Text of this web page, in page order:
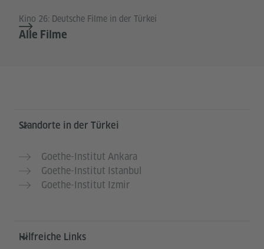
Kino 26: Deutsche Filme in der Türkei
Alle Filme
Service- und Informationsbereich
Standorte in der Türkei
Goethe-Institut Ankara
Goethe-Institut Istanbul
Goethe-Institut Izmir
Hilfreiche Links